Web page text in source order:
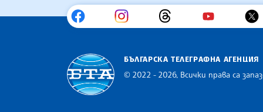
БЪЛГАРСКА ТЕЛЕГРАФНА АГЕНЦИЯ
© 2022 - 2026, Всички права са